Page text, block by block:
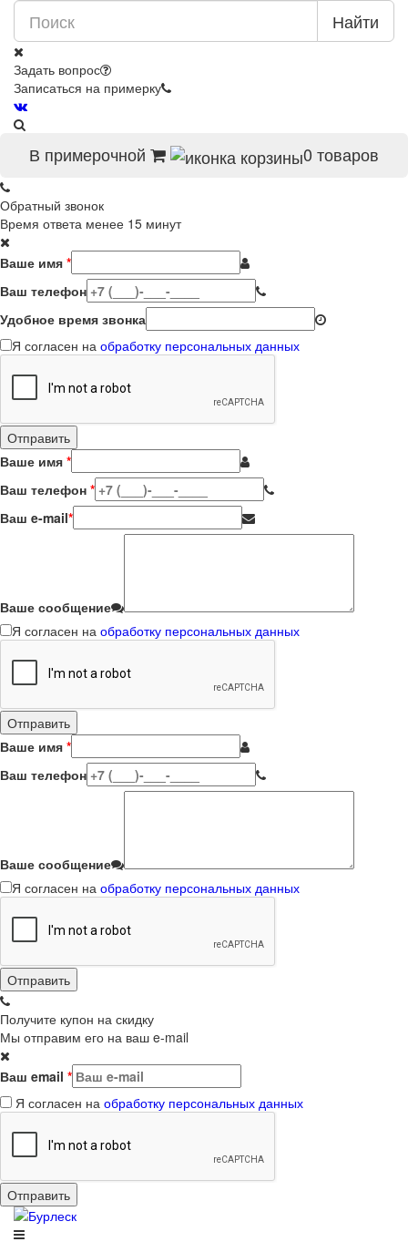
Найти
Задать вопрос
Записаться на примерку
В примерочной 0 товаров
Обратный звонок
Время ответа менее 15 минут
Ваше имя *
Ваш телефон
Удобное время звонка
Я согласен на обработку персональных данных
Ваше имя *
Ваш телефон *
Ваш e-mail*
Ваше сообщение
Я согласен на обработку персональных данных
Ваше имя *
Ваш телефон
Ваше сообщение
Я согласен на обработку персональных данных
Получите купон на скидку
Мы отправим его на ваш e-mail
Ваш email *
Я согласен на обработку персональных данных